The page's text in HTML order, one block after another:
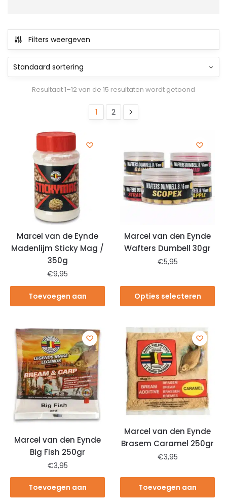
Filters weergeven
Resultaat 1–12 van de 15 resultaten wordt getoond
1 2
Marcel van de Eynde
Madenlijm Sticky Mag /
350g
€9,95
Toevoegen aan
Marcel van den Eynde
Wafters Dumbell 30gr
€5,95
Opties selecteren
Marcel van den Eynde
Big Fish 250gr
€3,95
Toevoegen aan
Marcel van den Eynde
Brasem Caramel 250gr
€3,95
Toevoegen aan